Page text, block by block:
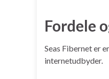
Fordele
Seas Fibernet er
internetudbyder.